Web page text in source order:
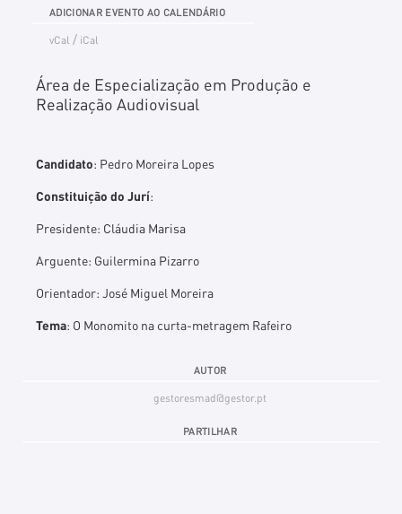
ADICIONAR EVENTO AO CALENDÁRIO
vCal / iCal
Área de Especialização em Produção e
Realização Audiovisual
Candidato: Pedro Moreira Lopes
Constituição do Jurí:
Presidente: Cláudia Marisa
Arguente: Guilermina Pizarro
Orientador: José Miguel Moreira
Tema: O Monomito na curta-metragem Rafeiro
AUTOR
gestoresmad@gestor.pt
PARTILHAR